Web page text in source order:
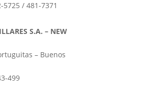
5725 / 481-7371
S.A. – NEW
– Buenos
499